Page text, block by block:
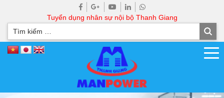
Tuyển dụng nhân sự nội bộ Thanh Giang